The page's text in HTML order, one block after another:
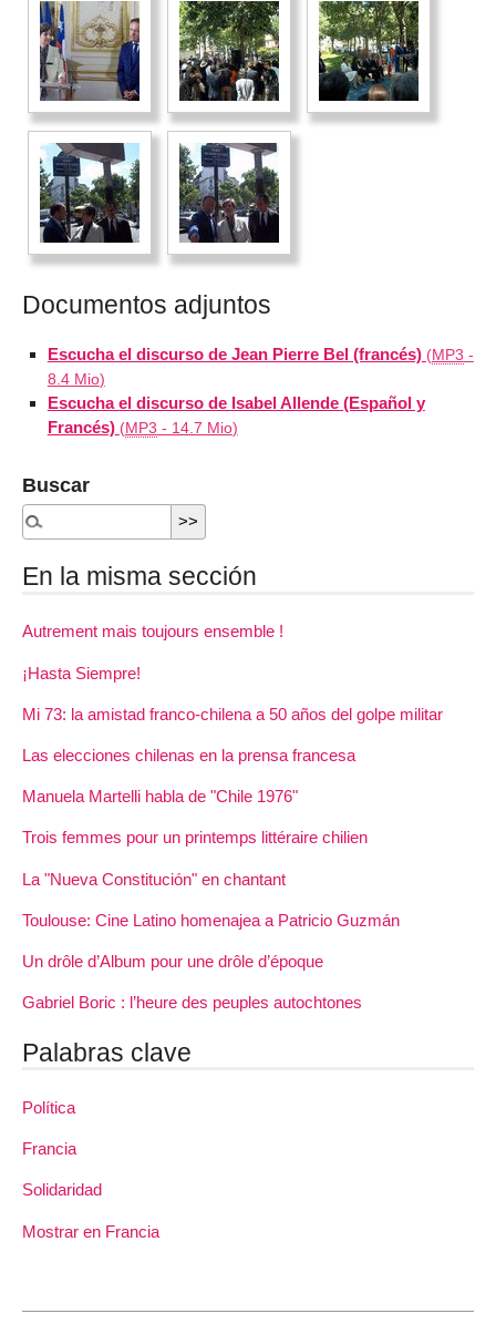
Documentos adjuntos
Escucha el discurso de Jean Pierre Bel (francés) (MP3 -
8.4 Mio)
Escucha el discurso de Isabel Allende (Español y
Francés) (MP3 - 14.7 Mio)
Buscar
En la misma sección
Autrement mais toujours ensemble !
¡Hasta Siempre!
Mi 73: la amistad franco-chilena a 50 años del golpe militar
Las elecciones chilenas en la prensa francesa
Manuela Martelli habla de "Chile 1976"
Trois femmes pour un printemps littéraire chilien
La "Nueva Constitución" en chantant
Toulouse: Cine Latino homenajea a Patricio Guzmán
Un drôle d’Album pour une drôle d’époque
Gabriel Boric : l’heure des peuples autochtones
Palabras clave
Política
Francia
Solidaridad
Mostrar en Francia